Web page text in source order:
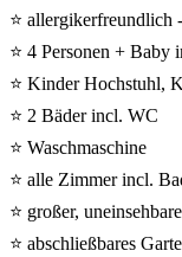
⭐ allergikerfreundlich
⭐ 4 Personen + Baby
⭐ Kinder Hochstuhl,
⭐ 2 Bäder incl. WC
⭐ Waschmaschine
⭐ alle Zimmer incl.
⭐ großer,
⭐ abschließbares